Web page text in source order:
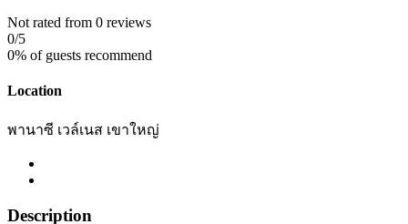
Not rated from 0 reviews
0/5
0% of guests recommend
Location
พานาซี เวล์เนส เขาใหญ่
Description